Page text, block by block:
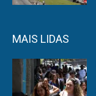
MAIS LIDAS